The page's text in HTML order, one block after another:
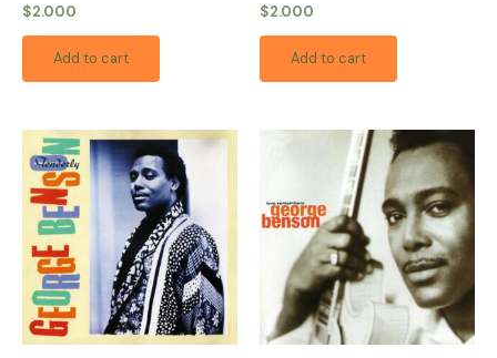
Rated
0
out
$2.000
Add to cart
Rated
0
out
$2.000
Add to cart